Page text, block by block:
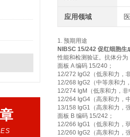
应用领域
1. 预期用途
NIBSC 15/242 促红细胞生
性能和检测验证。抗体分为
面板 A 编码 15/240；
12/272 IgG2（低亲和力，
12/268 IgG2（中等亲和力
12/274 IgM（低亲和力，非
12/264 IgG4（高亲和力，
13/158 IgG1（高亲和力，
面板 B 编码 15/242；
12/266 IgG1（低亲和力，
12/260 IgG2（高亲和力，